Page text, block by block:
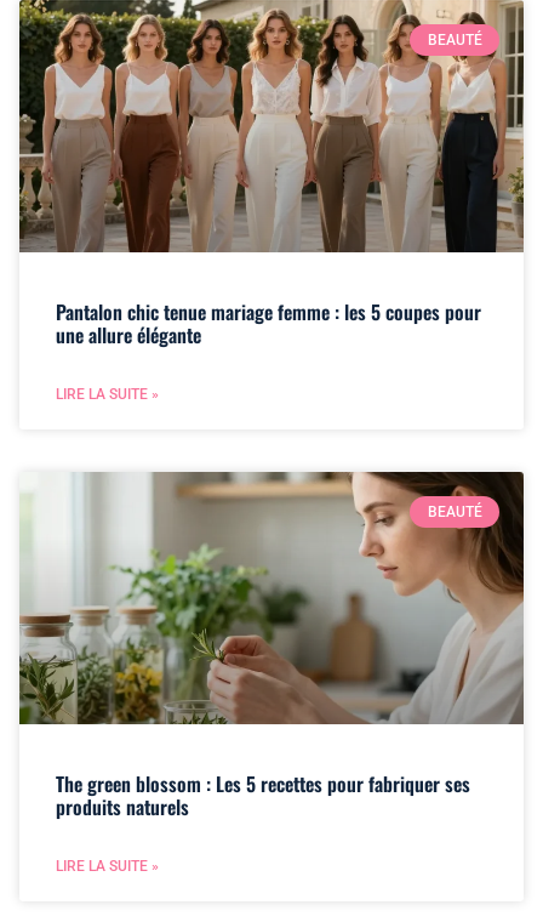
BEAUTÉ
Pantalon chic tenue mariage femme : les 5 coupes pour
une allure élégante
LIRE LA SUITE »
BEAUTÉ
The green blossom : Les 5 recettes pour fabriquer ses
produits naturels
LIRE LA SUITE »